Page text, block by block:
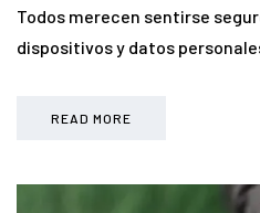
Todos merecen sentirse
dispositivos y datos
READ MORE